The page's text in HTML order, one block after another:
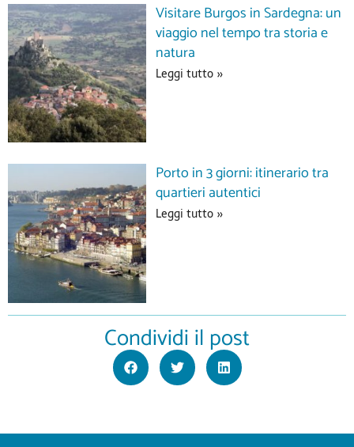
Visitare Burgos in Sardegna: un
viaggio nel tempo tra storia e
natura
Leggi tutto »
Porto in 3 giorni: itinerario tra
quartieri autentici
Leggi tutto »
Condividi il post